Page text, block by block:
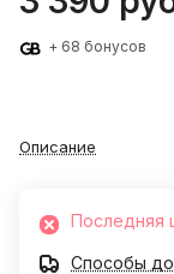
+ 68 бонусов
Описание
Последняя
Способы